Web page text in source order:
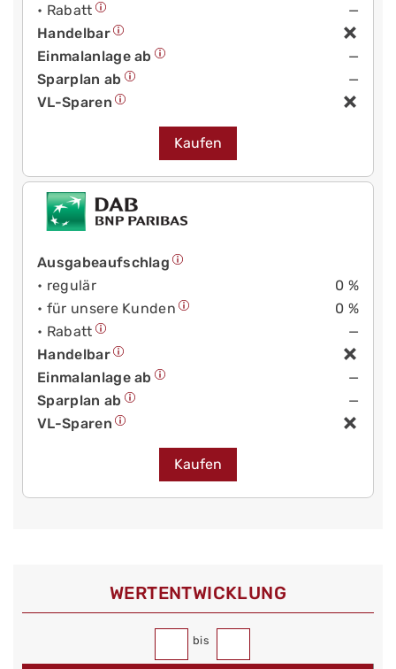
• Rabatt
—
Handelbar
Einmalanlage ab
—
Sparplan ab
—
VL-Sparen
Kaufen
Ausgabeaufschlag
• regulär
0 %
• für unsere Kunden
0 %
• Rabatt
—
Handelbar
Einmalanlage ab
—
Sparplan ab
—
VL-Sparen
Kaufen
WERT­ENTWICKLUNG
bis